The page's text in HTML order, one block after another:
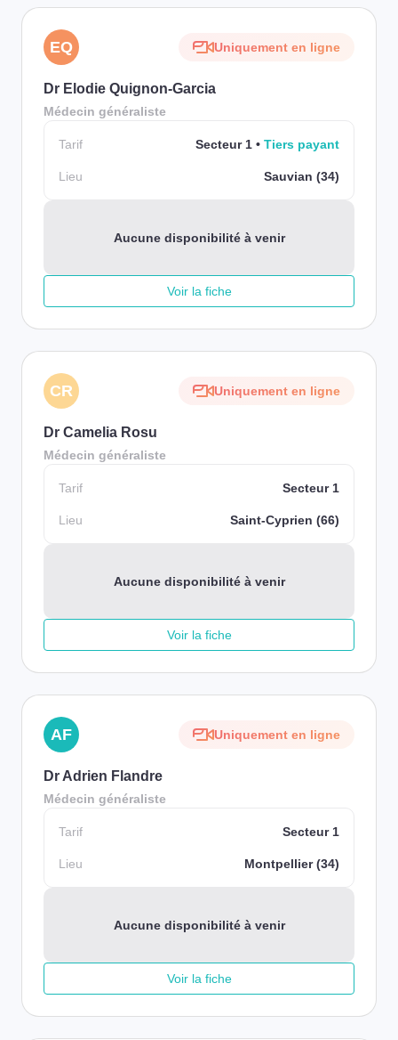
EQ Uniquement en ligne
Dr Elodie Quignon-Garcia
Médecin généraliste
Tarif Secteur 1 Tiers payant
Lieu Sauvian (34)
Aucune disponibilité à venir
Voir la fiche
CR Uniquement en ligne
Dr Camelia Rosu
Médecin généraliste
Tarif Secteur 1
Lieu Saint-Cyprien (66)
Aucune disponibilité à venir
Voir la fiche
AF Uniquement en ligne
Dr Adrien Flandre
Médecin généraliste
Tarif Secteur 1
Lieu Montpellier (34)
Aucune disponibilité à venir
Voir la fiche